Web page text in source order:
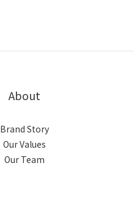
About
Brand Story
Our Values
Our Team